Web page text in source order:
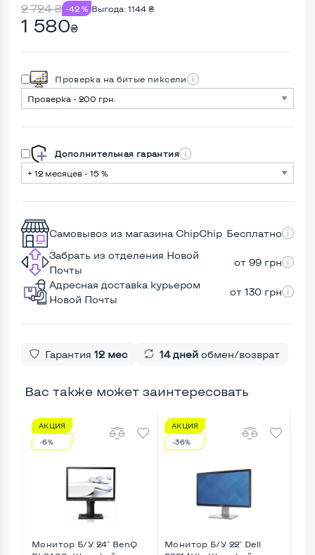
2 724₴ -42 % Выгода: 1144 ₴
1 580₴
Проверка на битые пиксели
Дополнительная гарантия
Самовывоз из магазина ChipChip Бесплатно
Забрать из отделения Новой
Почты
от 99 грн
Адресная доставка курьером
Новой Почты
от 130 грн
Гарантия 12 мес 14 дней обмен/возврат
Вас также может заинтересовать
АКЦИЯ
-6%
Монитор Б/У 24" BenQ
АКЦИЯ
-36%
Монитор Б/У 22" Dell